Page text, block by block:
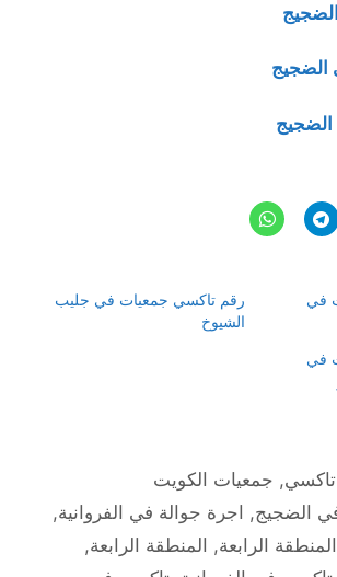
الضجيج
الضجيج
في
رقم تاكسي جمعيات في جليب
الشيوخ
في
تاكسي, جمعيات الكويت
الضجيج, اجرة جوالة في الفروانية,
الرابعة, المنطقة الرابعة,